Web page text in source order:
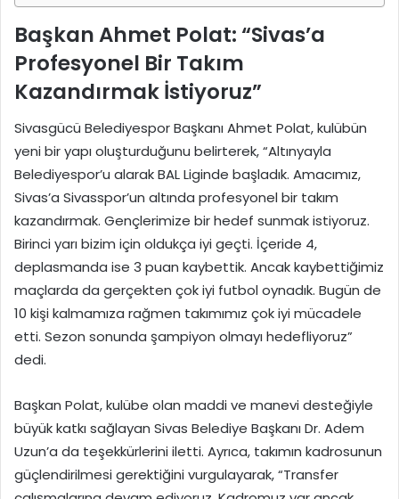
Başkan Ahmet Polat: “Sivas’a
Profesyonel Bir Takım
Kazandırmak İstiyoruz”
Sivasgücü Belediyespor Başkanı Ahmet Polat, kulübün
yeni bir yapı oluşturduğunu belirterek, “Altınyayla
Belediyespor’u alarak BAL Liginde başladık. Amacımız,
Sivas’a Sivasspor’un altında profesyonel bir takım
kazandırmak. Gençlerimize bir hedef sunmak istiyoruz.
Birinci yarı bizim için oldukça iyi geçti. İçeride 4,
deplasmanda ise 3 puan kaybettik. Ancak kaybettiğimiz
maçlarda da gerçekten çok iyi futbol oynadık. Bugün de
10 kişi kalmamıza rağmen takımımız çok iyi mücadele
etti. Sezon sonunda şampiyon olmayı hedefliyoruz”
dedi.
Başkan Polat, kulübe olan maddi ve manevi desteğiyle
büyük katkı sağlayan Sivas Belediye Başkanı Dr. Adem
Uzun’a da teşekkürlerini iletti. Ayrıca, takımın kadrosunun
güçlendirilmesi gerektiğini vurgulayarak, “Transfer